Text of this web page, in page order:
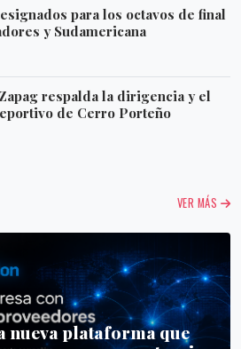
para los octavos de final
y Sudamericana
Zapag respalda la dirigencia y el
de Cerro Porteño
VER MÁS
nueva plataforma que